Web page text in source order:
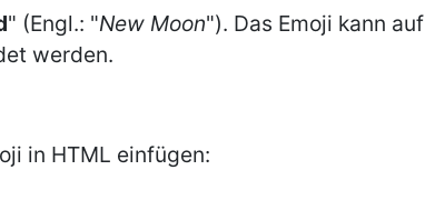
" (Engl.: "New Moon"). Das Emoji kann auf
werden.
in HTML einfügen: